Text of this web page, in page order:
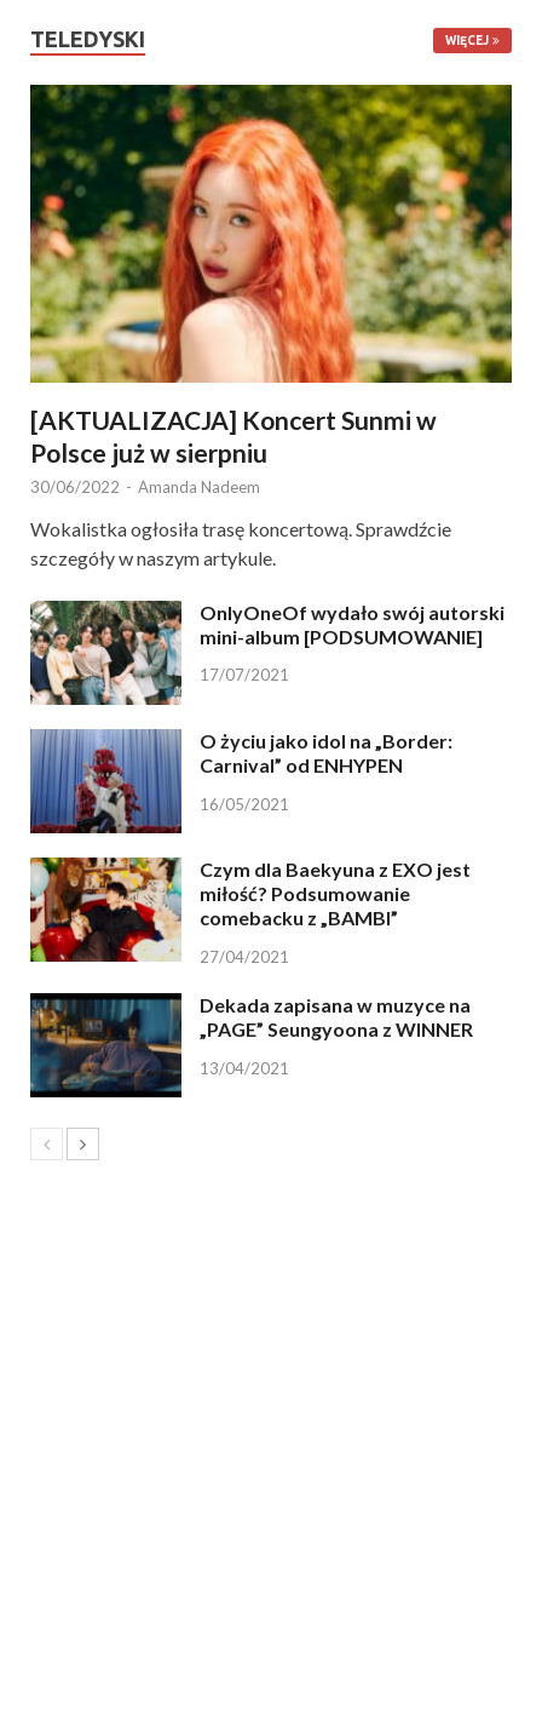
TELEDYSKI WIĘCEJ
[AKTUALIZACJA] Koncert Sunmi w
Polsce już w sierpniu
30/06/2022 - Amanda Nadeem
Wokalistka ogłosiła trasę koncertową. Sprawdźcie
szczegóły w naszym artykule.
OnlyOneOf wydało swój autorski
mini-album [PODSUMOWANIE]
17/07/2021
O życiu jako idol na „Border:
Carnival” od ENHYPEN
16/05/2021
Czym dla Baekyuna z EXO jest
miłość? Podsumowanie
comebacku z „BAMBI”
27/04/2021
Dekada zapisana w muzyce na
„PAGE” Seungyoona z WINNER
13/04/2021